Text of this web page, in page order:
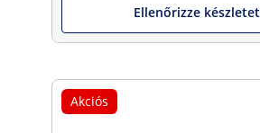
Ellenőrizze készletet
Akciós